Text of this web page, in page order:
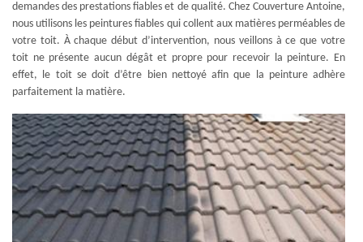
demandes des prestations fiables et de qualité. Chez Couverture Antoine,
nous utilisons les peintures fiables qui collent aux matières perméables de
votre toit. À chaque début d’intervention, nous veillons à ce que votre
toit ne présente aucun dégât et propre pour recevoir la peinture. En
effet, le toit se doit d’être bien nettoyé afin que la peinture adhère
parfaitement la matière.